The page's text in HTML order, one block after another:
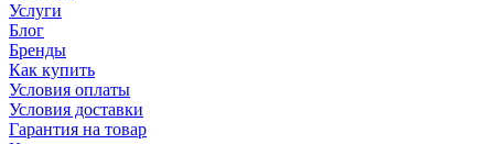
Услуги
Блог
Бренды
Как купить
Условия оплаты
Условия доставки
Гарантия на товар